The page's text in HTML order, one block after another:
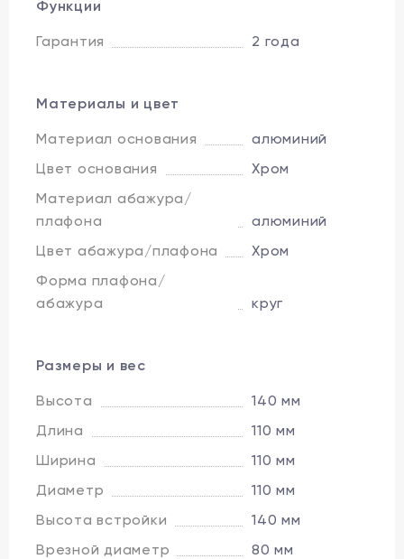
Функции
Гарантия 2 года
Материалы и цвет
Материал основания
алюминий
Цвет основания
Хром
Материал абажура/
плафона
алюминий
Цвет абажура/плафона
Хром
Форма плафона/
абажура
круг
Размеры и вес
Высота
140 мм
Длина
110 мм
Ширина
110 мм
Диаметр
110 мм
Высота встройки
140 мм
Врезной диаметр
80 мм